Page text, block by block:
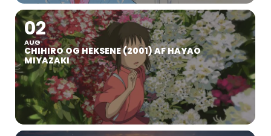
02
AUG
CHIHIRO OG HEKSENE (2001) AF HAYAO
MIYAZAKI